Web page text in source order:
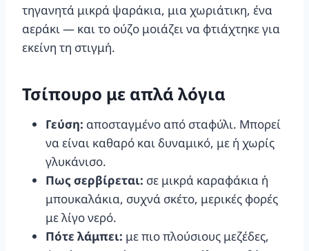
τηγανητά μικρά ψαράκια, μια χωριάτικη, ένα
αεράκι — και το ούζο μοιάζει να φτιάχτηκε για
εκείνη τη στιγμή.
Τσίπουρο με απλά λόγια
Γεύση: αποσταγμένο από σταφύλι. Μπορεί
να είναι καθαρό και δυναμικό, με ή χωρίς
γλυκάνισο.
Πως σερβίρεται: σε μικρά καραφάκια ή
μπουκαλάκια, συχνά σκέτο, μερικές φορές
με λίγο νερό.
Πότε λάμπει: με πιο πλούσιους μεζέδες,